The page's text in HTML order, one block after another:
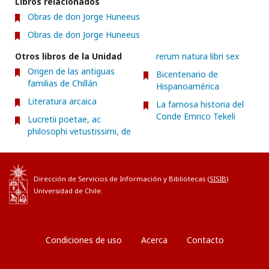
Obras de don Jorge Huneeus
Obras de don Jorge Huneeus
Otros libros de la Unidad
Origen de las antiguas
familias de Chillán
Literatura arcaica
Lucretii poetae, ac
philosophi vetustissimi, de
rerum natura libri sex
Bicentenario de
Hispanoamérica
La famosa historia del
Conde Emrico Tekeli
Dirección de Servicios de Información y Bibliotecas (SISIB)
Universidad de Chile.
Condiciones de uso Acerca Contacto